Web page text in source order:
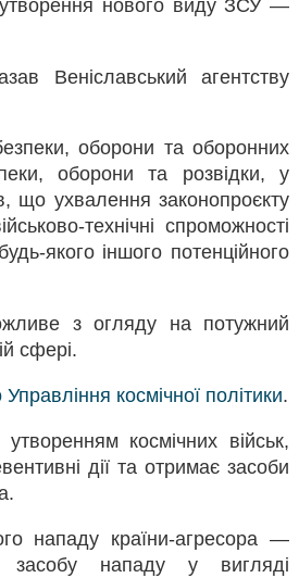
утворення нового виду ЗСУ —
Веніславський агентству
оборони та оборонних
оборони та розвідки, у
що ухвалення законопроєкту
технічні спроможності
якого іншого потенційного
з огляду на потужний
сфері.
космічної політики.
космічних військ,
дії та отримає засоби
нападу країни-агресора —
засобу нападу у вигляді